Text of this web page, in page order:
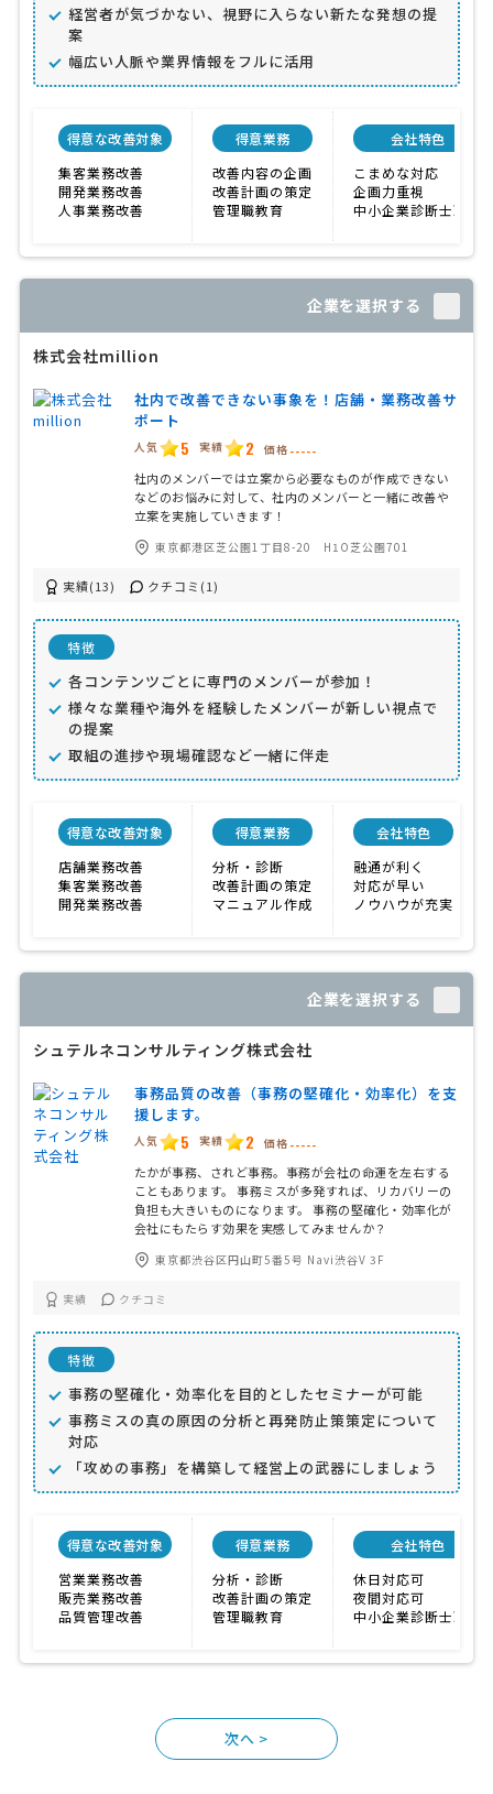
経営者が気づかない、視野に入らない新たな発想の提
案
幅広い人脈や業界情報をフルに活用
得意な改善対象
集客業務改善
開発業務改善
人事業務改善
得意業務
改善内容の企画
改善計画の策定
管理職教育
会社特色
こまめな対応
企画力重視
中小企業診断士取得
企業を選択する
株式会社million
社内で改善できない事象を！店舗・業務改善サ
ポート
人気 5 実績 2 価格 -----
社内のメンバーでは立案から必要なものが作成できない
などのお悩みに対して、社内のメンバーと一緒に改善や
立案を実施していきます！
東京都港区芝公園1丁目8-20 H1O芝公園701
実績(13) クチコミ(1)
特徴
各コンテンツごとに専門のメンバーが参加！
様々な業種や海外を経験したメンバーが新しい視点で
の提案
取組の進捗や現場確認など一緒に伴走
得意な改善対象
店舗業務改善
集客業務改善
開発業務改善
得意業務
分析・診断
改善計画の策定
マニュアル作成
会社特色
融通が利く
対応が早い
ノウハウが充実
企業を選択する
シュテルネコンサルティング株式会社
事務品質の改善（事務の堅確化・効率化）を支
援します。
人気 5 実績 2 価格 -----
たかが事務、されど事務。事務が会社の命運を左右する
こともあります。 事務ミスが多発すれば、リカバリーの
負担も大きいものになります。 事務の堅確化・効率化が
会社にもたらす効果を実感してみませんか？
東京都渋谷区円山町5番5号 Navi渋谷V 3F
実績 クチコミ
特徴
事務の堅確化・効率化を目的としたセミナーが可能
事務ミスの真の原因の分析と再発防止策策定について
対応
「攻めの事務」を構築して経営上の武器にしましょう
得意な改善対象
営業業務改善
販売業務改善
品質管理改善
得意業務
分析・診断
改善計画の策定
管理職教育
会社特色
休日対応可
夜間対応可
中小企業診断士取得
>